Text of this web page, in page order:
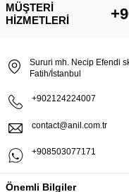
MÜŞTERI
HIZMETLERI
Sururi mh. Necip Efendi
Fatih/İstanbul
+902124224007
contact@anil.com.tr
+908503077171
Önemli Bilgiler